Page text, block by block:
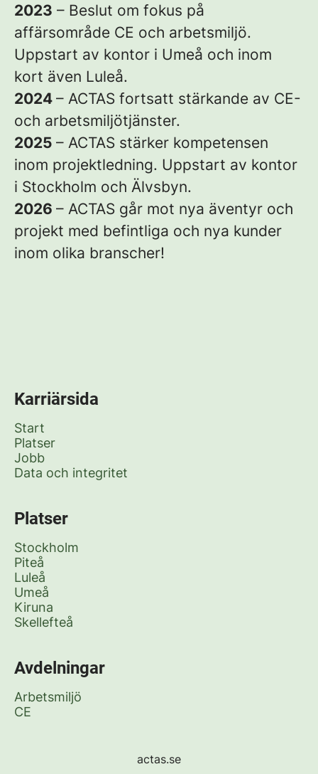
2023 – Beslut om fokus på
affärsområde CE och arbetsmiljö.
Uppstart av kontor i Umeå och inom
kort även Luleå.
2024 – ACTAS fortsatt stärkande av CE-
och arbetsmiljötjänster.
2025 – ACTAS stärker kompetensen
inom projektledning. Uppstart av kontor
i Stockholm och Älvsbyn.
2026 – ACTAS går mot nya äventyr och
projekt med befintliga och nya kunder
inom olika branscher!
Karriärsida
Start
Platser
Jobb
Data och integritet
Platser
Stockholm
Piteå
Luleå
Umeå
Kiruna
Skellefteå
Avdelningar
Arbetsmiljö
CE
actas.se